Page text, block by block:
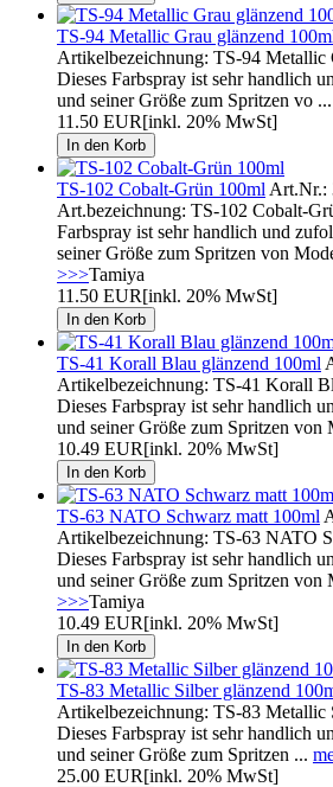
TS-94 Metallic Grau glänzend
Artikelbezeichnung: TS-94 Metallic
Dieses Farbspray ist sehr handlich
und seiner Größe zum Spritzen vo ...
11.50 EUR[inkl. 20% MwSt]
TS-102 Cobalt-Grün 100ml Art.Nr.:
Art.bezeichnung: TS-102 Cobalt-
Farbspray ist sehr handlich und
seiner Größe zum Spritzen von
>>>Tamiya
11.50 EUR[inkl. 20% MwSt]
TS-41 Korall Blau glänzend 100ml
Artikelbezeichnung: TS-41 Korall
Dieses Farbspray ist sehr handlich
und seiner Größe zum Spritzen von
10.49 EUR[inkl. 20% MwSt]
TS-63 NATO Schwarz matt 100ml
Artikelbezeichnung: TS-63 NATO
Dieses Farbspray ist sehr handlich
und seiner Größe zum Spritzen von
>>>Tamiya
10.49 EUR[inkl. 20% MwSt]
TS-83 Metallic Silber glänzend
Artikelbezeichnung: TS-83 Metallic
Dieses Farbspray ist sehr handlich
und seiner Größe zum Spritzen ...
25.00 EUR[inkl. 20% MwSt]